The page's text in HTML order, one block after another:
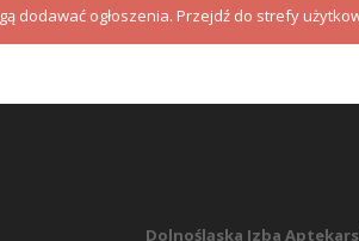
dodawać ogłoszenia. Przejdź do strefy
Dolnośląska Izba